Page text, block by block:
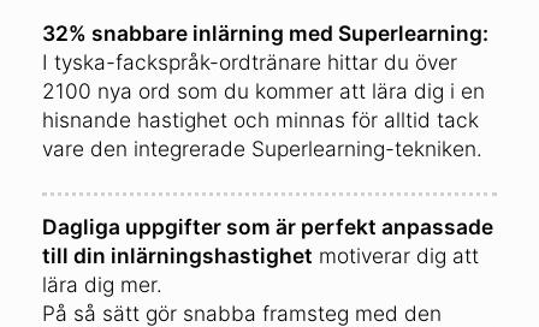
32% snabbare inlärning med Superlearning:
I tyska-fackspråk-ordtränare hittar du över
2100 nya ord som du kommer att lära dig i en
hisnande hastighet och minnas för alltid tack
vare den integrerade Superlearning-tekniken.
Dagliga uppgifter som är perfekt anpassade
till din inlärningshastighet motiverar dig att
lära dig mer.
På så sätt gör snabba framsteg med den